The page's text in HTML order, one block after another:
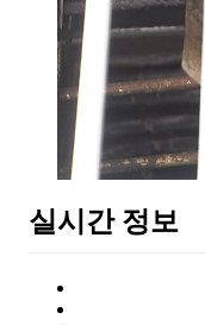
실시간 정보